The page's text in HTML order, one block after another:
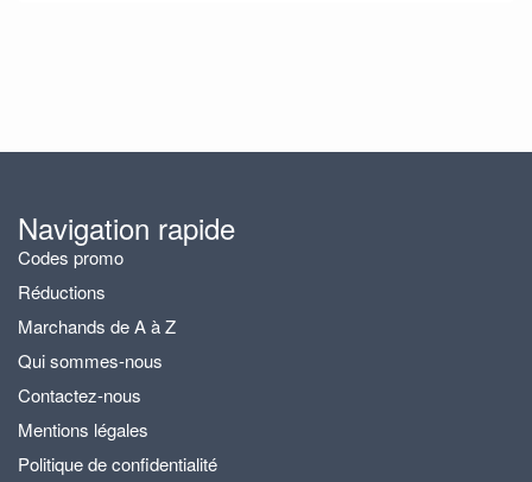
Navigation rapide
Codes promo
Réductions
Marchands de A à Z
Qui sommes-nous
Contactez-nous
Mentions légales
Politique de confidentialité